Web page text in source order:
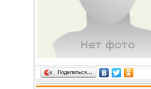
Поделиться…